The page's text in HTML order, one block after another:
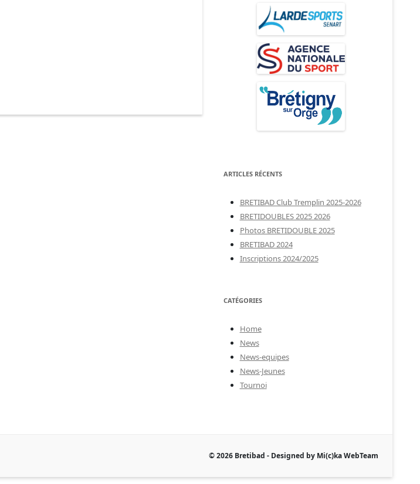
ARTICLES RÉCENTS
BRETIBAD Club Tremplin 2025-2026
BRETIDOUBLES 2025 2026
Photos BRETIDOUBLE 2025
BRETIBAD 2024
Inscriptions 2024/2025
CATÉGORIES
Home
News
News-equipes
News-Jeunes
Tournoi
© 2026 Bretibad - Designed by Mi(c)ka WebTeam